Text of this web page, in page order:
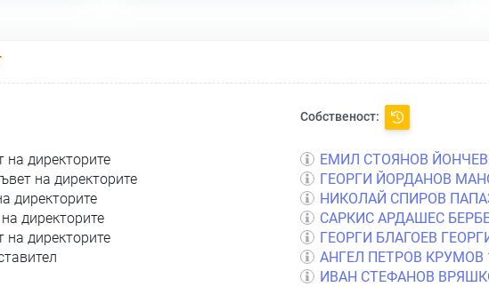
на директорите
на директорите
директорите
директорите
на директорите
Собственост:
ЕМИЛ СТОЯНОВ ЙОНЧЕВ
ГЕОРГИ ЙОРДАНОВ
НИКОЛАЙ СПИРОВ
САРКИС АРДАШЕС
ГЕОРГИ БЛАГОЕВ
АНГЕЛ ПЕТРОВ КРУМОВ
ИВАН СТЕФАНОВ